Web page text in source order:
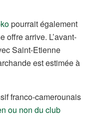
pourrait également
offre arrive. L’avant-
Saint-Etienne
est estimée à
franco-camerounais
ou non du club